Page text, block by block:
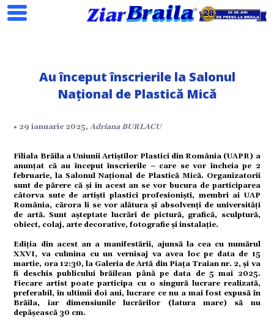
Au început înscrierile la Salonul
Național de Plastică Mică
• 29 ianuarie 2025,Adriana BURLACU
Filiala Brăila a Uniunii Artiștilor Plastici din România (UAPR) a
anunțat că au început înscrierile – care se vor încheia pe 2
februarie, la Salonul Național de Plastică Mică. Organizatorii
sunt de părere că și în acest an se vor bucura de participarea
câtorva sute de artiști plastici profesioniști, membri ai UAP
România, cărora li se vor alătura și absolvenți de universități
de artă. Sunt așteptate lucrări de pictură, grafică, sculptură,
obiect, colaj, arte decorative, fotografie și instalație.
Ediția din acest an a manifestării, ajunsă la cea cu numărul
XXVI, va culmina cu un vernisaj va avea loc pe data de 15
martie, ora 12:30, la Galeria de Artă din Piața Traian nr. 2, și va
fi deschis publicului brăilean până pe data de 5 mai 2025.
Fiecare artist poate participa cu o singură lucrare realizată,
preferabil, în ultimii doi ani, lucrare ce nu a mai fost expusă în
Brăila, iar dimensiunile lucrărilor (latura mare) să nu
depășească 30 cm.